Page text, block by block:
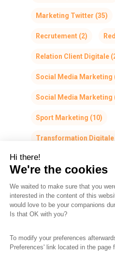
Hi there!
We're the cookies
We waited to make sure that you
interested in the content of this
would love to be your companions
Is that OK with you?
To modify your preferences
Preferences' link located in the page
Marketing Twitter (35)
Recrutement (2)
Relation Client Digitale
Social Media Marketing
Social Media Marketing
Sport Marketing (10)
Transformation Digitale
The So-Buzz Team
Protection of personal data